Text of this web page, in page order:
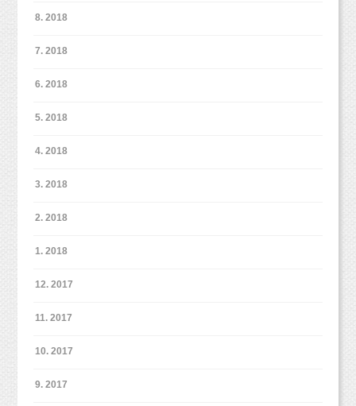
8. 2018
7. 2018
6. 2018
5. 2018
4. 2018
3. 2018
2. 2018
1. 2018
12. 2017
11. 2017
10. 2017
9. 2017